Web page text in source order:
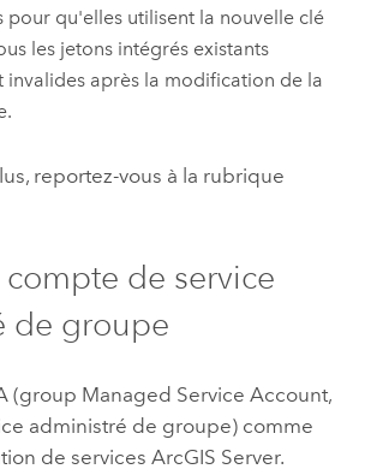
pour qu'elles utilisent la nouvelle clé
les jetons intégrés existants
invalides après la modification de la
reportez-vous à la rubrique
de service
de groupe
(group Managed Service Account,
administré de groupe) comme
de services ArcGIS Server.